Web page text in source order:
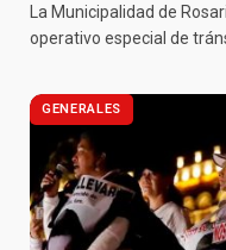
La Municipalidad de
operativo especial de
GENERALES